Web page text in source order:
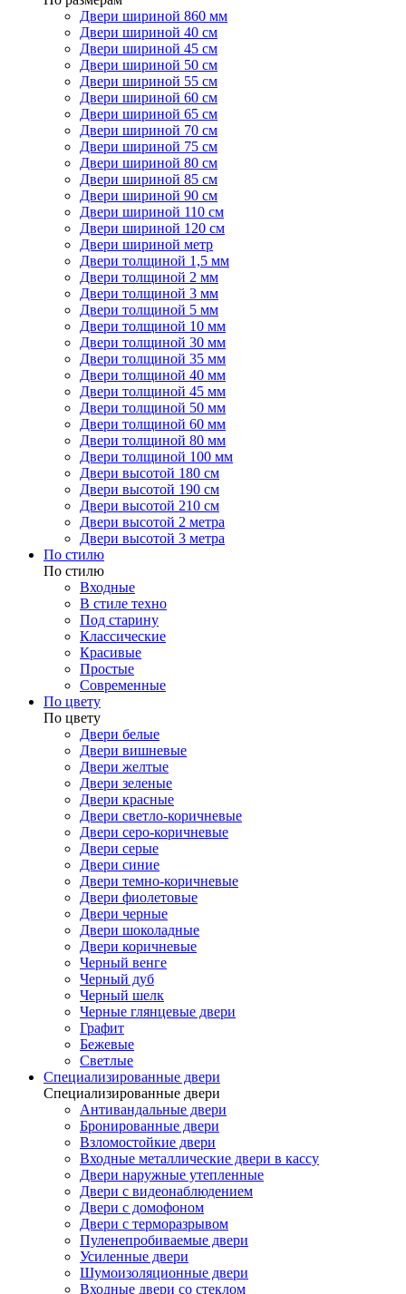
Двери шириной 860 мм
Двери шириной 40 см
Двери шириной 45 см
Двери шириной 50 см
Двери шириной 55 см
Двери шириной 60 см
Двери шириной 65 см
Двери шириной 70 см
Двери шириной 75 см
Двери шириной 80 см
Двери шириной 85 см
Двери шириной 90 см
Двери шириной 110 см
Двери шириной 120 см
Двери шириной метр
Двери толщиной 1,5 мм
Двери толщиной 2 мм
Двери толщиной 3 мм
Двери толщиной 5 мм
Двери толщиной 10 мм
Двери толщиной 30 мм
Двери толщиной 35 мм
Двери толщиной 40 мм
Двери толщиной 45 мм
Двери толщиной 50 мм
Двери толщиной 60 мм
Двери толщиной 80 мм
Двери толщиной 100 мм
Двери высотой 180 см
Двери высотой 190 см
Двери высотой 210 см
Двери высотой 2 метра
Двери высотой 3 метра
По стилю
По стилю
Входные
В стиле техно
Под старину
Классические
Красивые
Простые
Современные
По цвету
По цвету
Двери белые
Двери вишневые
Двери желтые
Двери зеленые
Двери красные
Двери светло-коричневые
Двери серо-коричневые
Двери серые
Двери синие
Двери темно-коричневые
Двери фиолетовые
Двери черные
Двери шоколадные
Двери коричневые
Черный венге
Черный дуб
Черный шелк
Черные глянцевые двери
Графит
Бежевые
Светлые
Специализированные двери
Специализированные двери
Антивандальные двери
Бронированные двери
Взломостойкие двери
Входные металлические двери в кассу
Двери наружные утепленные
Двери с видеонаблюдением
Двери с домофоном
Двери с терморазрывом
Пуленепробиваемые двери
Усиленные двери
Шумоизоляционные двери
Входные двери со стеклом